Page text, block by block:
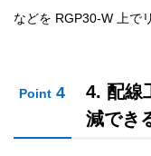
などを RGP30-W 上で
Point 4
4. 配線
減でき